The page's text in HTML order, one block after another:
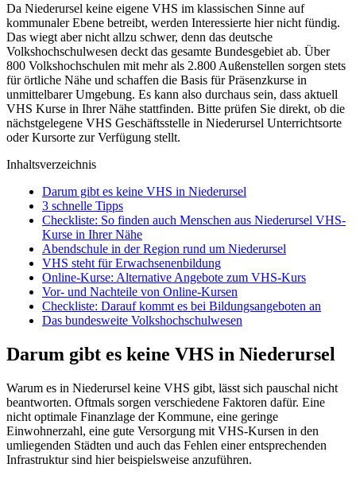
Da Niederursel keine eigene VHS im klassischen Sinne auf
kommunaler Ebene betreibt, werden Interessierte hier nicht fündig.
Das wiegt aber nicht allzu schwer, denn das deutsche
Volkshochschulwesen deckt das gesamte Bundesgebiet ab. Über
800 Volkshochschulen mit mehr als 2.800 Außenstellen sorgen stets
für örtliche Nähe und schaffen die Basis für Präsenzkurse in
unmittelbarer Umgebung. Es kann also durchaus sein, dass aktuell
VHS Kurse in Ihrer Nähe stattfinden. Bitte prüfen Sie direkt, ob die
nächstgelegene VHS Geschäftsstelle in Niederursel Unterrichtsorte
oder Kursorte zur Verfügung stellt.
Inhaltsverzeichnis
Darum gibt es keine VHS in Niederursel
3 schnelle Tipps
Checkliste: So finden auch Menschen aus Niederursel VHS-
Kurse in Ihrer Nähe
Abendschule in der Region rund um Niederursel
VHS steht für Erwachsenenbildung
Online-Kurse: Alternative Angebote zum VHS-Kurs
Vor- und Nachteile von Online-Kursen
Checkliste: Darauf kommt es bei Bildungsangeboten an
Das bundesweite Volkshochschulwesen
Darum gibt es keine VHS in Niederursel
Warum es in Niederursel keine VHS gibt, lässt sich pauschal nicht
beantworten. Oftmals sorgen verschiedene Faktoren dafür. Eine
nicht optimale Finanzlage der Kommune, eine geringe
Einwohnerzahl, eine gute Versorgung mit VHS-Kursen in den
umliegenden Städten und auch das Fehlen einer entsprechenden
Infrastruktur sind hier beispielsweise anzuführen.